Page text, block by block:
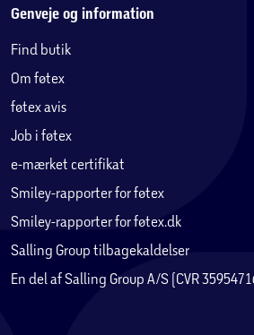
Genveje og information
Find butik
Om føtex
føtex avis
Job i føtex
e-mærket certifikat
Smiley-rapporter for føtex
Smiley-rapporter for føtex.dk
Salling Group tilbagekaldelser
En del af Salling Group A/S (CVR